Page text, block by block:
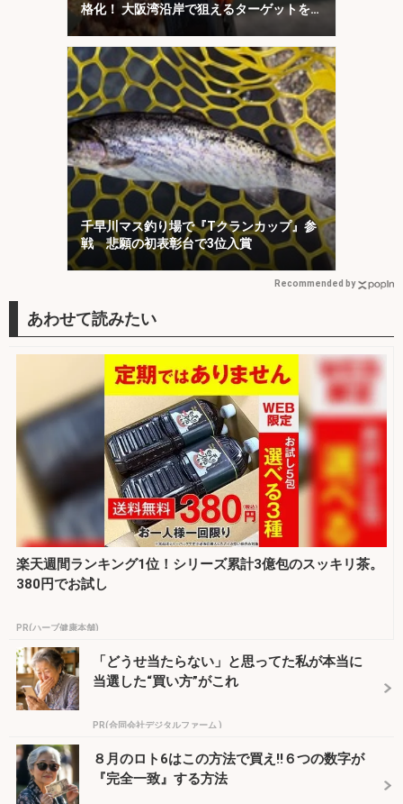
格化！ 大阪湾沿岸で狙えるターゲットを
紹介
千早川マス釣り場で『Tクランカップ』参
戦 悲願の初表彰台で3位入賞
Recommended by
楽天週間ランキング1位！シリーズ累計3億包のスッキリ茶。
380円でお試し
PR(ハーブ健康本舗)
「どうせ当たらない」と思ってた私が本当に
当選した“買い方”がこれ
PR(合同会社デジタルファーム )
８月のロト6はこの方法で買え!!６つの数字が
『完全一致』する方法